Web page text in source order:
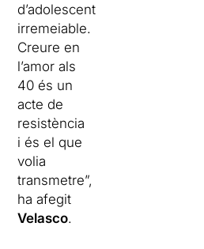
d’adolescent
irremeiable.
Creure en
l’amor als
40 és un
acte de
resistència
i és el que
volia
transmetre”,
ha afegit
Velasco.